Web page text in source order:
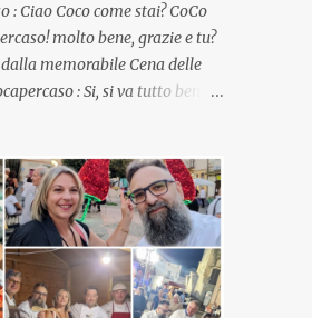
: Ciao Coco come stai? CoCo
molto bene, grazie e tu?
memorabile Cena delle
: Si, si va tutto bene…
: Eh già!! E adesso con le feste
chissà che mangiate…a
cosa prepari domenica per
un po'! Perchè io avrò ospiti
Cuocapercaso : A dire il
prossima non preparo nulla